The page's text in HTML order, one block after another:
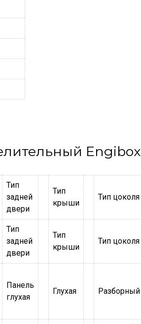
Engibox
Тип
задней
двери
Тип
крыши
Тип цоколя
Тип
задней
двери
Тип
крыши
Тип цоколя
Панель
глухая
Глухая Разборный